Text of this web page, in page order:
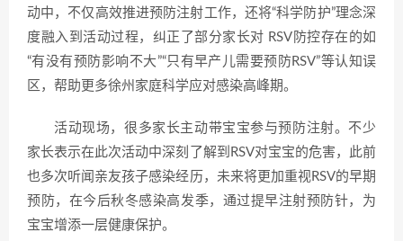
动中，不仅高效推进预防注射工作，还将“科学防护”理念深
度融入到活动过程，纠正了部分家长对 RSV防控存在的如
“有没有预防影响不大”“只有早产儿需要预防RSV”等认知误
区，帮助更多徐州家庭科学应对感染高峰期。
活动现场，很多家长主动带宝宝参与预防注射。不少
家长表示在此次活动中深刻了解到RSV对宝宝的危害，此前
也多次听闻亲友孩子感染经历，未来将更加重视RSV的早期
预防，在今后秋冬感染高发季，通过提早注射预防针，为
宝宝增添一层健康保护。